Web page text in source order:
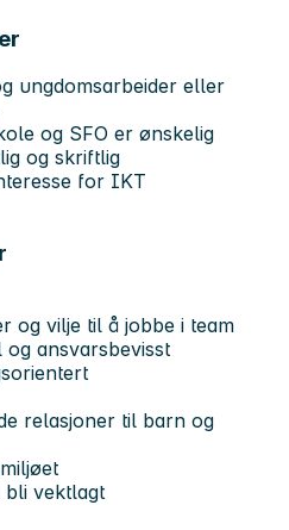
ungdomsarbeider eller
og SFO er ønskelig
og skriftlig
for IKT
og vilje til å jobbe i team
ansvarsbevisst
relasjoner til barn og
bli vektlagt